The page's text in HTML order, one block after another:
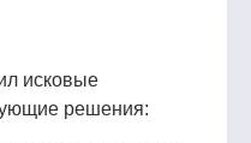
исковые
решения: